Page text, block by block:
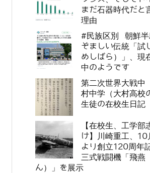
まだ石器時代だと
理由
#民族区別 朝鮮半
ぞましい伝統「試
めしばら）」、現
中のようです
第二次世界大戦
村中学（大村高校
生徒の在校生日
【在校生、工学部
け】川崎重工、10
より創立120周年
三式戦闘機「飛燕
ん）」を展示